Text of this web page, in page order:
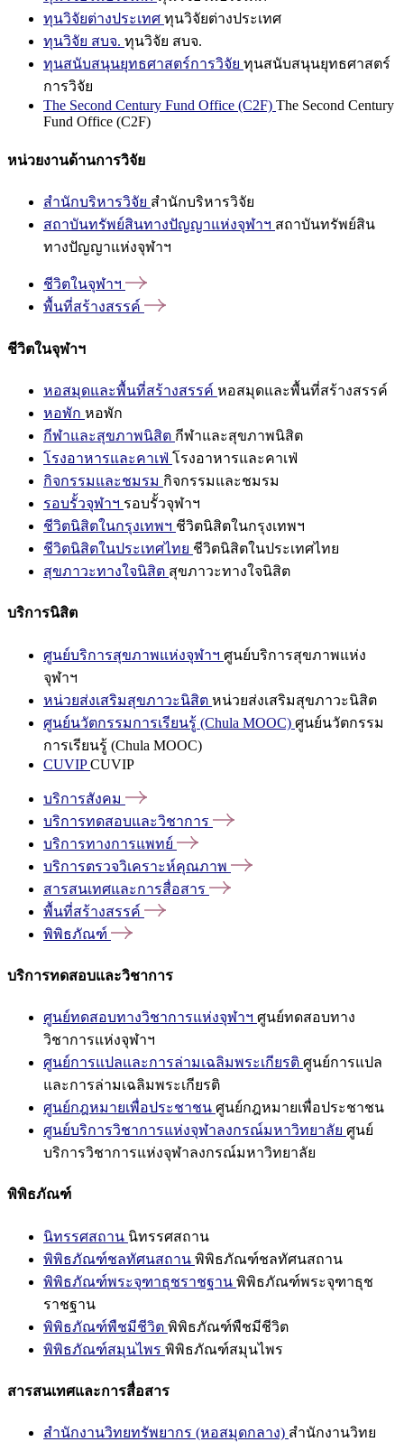
ทุนวิจัยต่างประเทศ ทุนวิจัยต่างประเทศ
ทุนวิจัย สบจ. ทุนวิจัย สบจ.
ทุนสนับสนุนยุทธศาสตร์การวิจัย ทุนสนับสนุนยุทธศาสตร์
การวิจัย
The Second Century Fund Office (C2F) The Second Century
Fund Office (C2F)
หน่วยงานด้านการวิจัย
สำนักบริหารวิจัย สำนักบริหารวิจัย
สถาบันทรัพย์สินทางปัญญาแห่งจุฬาฯ สถาบันทรัพย์สิน
ทางปัญญาแห่งจุฬาฯ
ชีวิตในจุฬาฯ
พื้นที่สร้างสรรค์
ชีวิตในจุฬาฯ
หอสมุดและพื้นที่สร้างสรรค์ หอสมุดและพื้นที่สร้างสรรค์
หอพัก หอพัก
กีฬาและสุขภาพนิสิต กีฬาและสุขภาพนิสิต
โรงอาหารและคาเฟ่ โรงอาหารและคาเฟ่
กิจกรรมและชมรม กิจกรรมและชมรม
รอบรั้วจุฬาฯ รอบรั้วจุฬาฯ
ชีวิตนิสิตในกรุงเทพฯ ชีวิตนิสิตในกรุงเทพฯ
ชีวิตนิสิตในประเทศไทย ชีวิตนิสิตในประเทศไทย
สุขภาวะทางใจนิสิต สุขภาวะทางใจนิสิต
บริการนิสิต
ศูนย์บริการสุขภาพแห่งจุฬาฯ ศูนย์บริการสุขภาพแห่ง
จุฬาฯ
หน่วยส่งเสริมสุขภาวะนิสิต หน่วยส่งเสริมสุขภาวะนิสิต
ศูนย์นวัตกรรมการเรียนรู้ (Chula MOOC) ศูนย์นวัตกรรม
การเรียนรู้ (Chula MOOC)
CUVIPCUVIP
บริการสังคม
บริการทดสอบและวิชาการ
บริการทางการแพทย์
บริการตรวจวิเคราะห์คุณภาพ
สารสนเทศและการสื่อสาร
พื้นที่สร้างสรรค์
พิพิธภัณฑ์
บริการทดสอบและวิชาการ
ศูนย์ทดสอบทางวิชาการแห่งจุฬาฯ ศูนย์ทดสอบทาง
วิชาการแห่งจุฬาฯ
ศูนย์การแปลและการล่ามเฉลิมพระเกียรติ ศูนย์การแปล
และการล่ามเฉลิมพระเกียรติ
ศูนย์กฎหมายเพื่อประชาชน ศูนย์กฎหมายเพื่อประชาชน
ศูนย์บริการวิชาการแห่งจุฬาลงกรณ์มหาวิทยาลัย ศูนย์
บริการวิชาการแห่งจุฬาลงกรณ์มหาวิทยาลัย
พิพิธภัณฑ์
นิทรรศสถาน นิทรรศสถาน
พิพิธภัณฑ์ชลทัศนสถาน พิพิธภัณฑ์ชลทัศนสถาน
พิพิธภัณฑ์พระจุฑาธุชราชฐาน พิพิธภัณฑ์พระจุฑาธุช
ราชฐาน
พิพิธภัณฑ์พืชมีชีวิต พิพิธภัณฑ์พืชมีชีวิต
พิพิธภัณฑ์สมุนไพร พิพิธภัณฑ์สมุนไพร
สารสนเทศและการสื่อสาร
สำนักงานวิทยทรัพยากร (หอสมุดกลาง) สำนักงานวิทย